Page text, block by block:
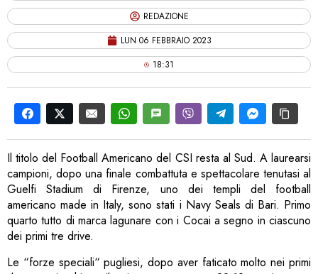
REDAZIONE
LUN 06 FEBBRAIO 2023
18:31
Il titolo del Football Americano del CSI resta al Sud. A laurearsi
campioni, dopo una finale combattuta e spettacolare tenutasi al
Guelfi Stadium di Firenze, uno dei templi del football
americano made in Italy, sono stati i Navy Seals di Bari. Primo
quarto tutto di marca lagunare con i Cocai a segno in ciascuno
dei primi tre drive.
Le “forze speciali“ pugliesi, dopo aver faticato molto nei primi